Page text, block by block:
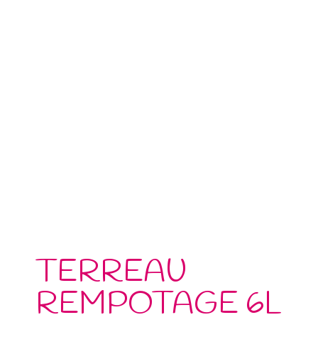
TERREAU
REMPOTAGE 6L